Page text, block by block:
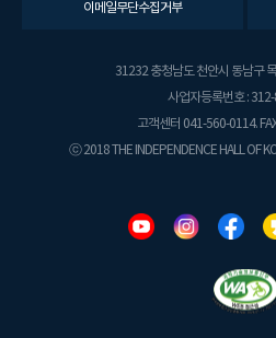
이메일무단수집거부
31232 충청남도 천안시 동남구
사업자등록번호 :
고객센터 041-560-0114.
ⓒ 2018 THE INDEPENDENCE HALL OF